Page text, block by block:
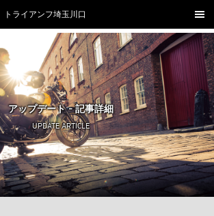
トライアンフ埼玉川口
アップデート - 記事詳細
UPDATE ARTICLE